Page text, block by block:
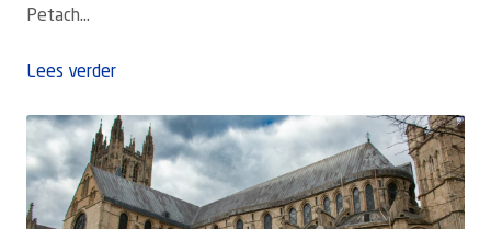
Petach...
Lees verder